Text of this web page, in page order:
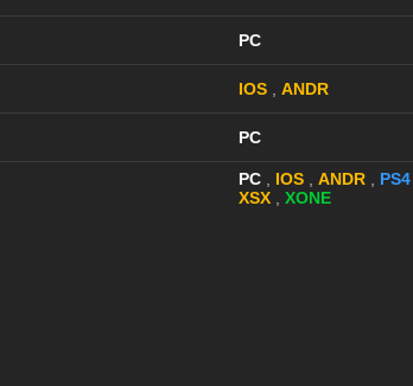
PC
IOS ANDR
PC
PC IOS ANDR PS4
XSX
XONE